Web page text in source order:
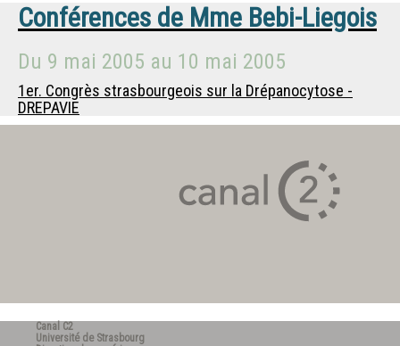
Conférences de Mme Bebi-Liegois
Du 9 mai 2005 au 10 mai 2005
1er. Congrès strasbourgeois sur la Drépanocytose -
DREPAVIE
Canal C2
Université de Strasbourg